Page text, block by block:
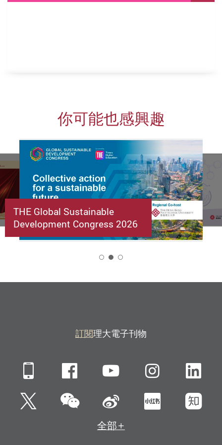
你可能也感興趣
THE Global Sustainable
Development Congress 2026
訂閱理大電子刊物
Mobile FacebookYouTube
Twitter微信 新浪微博小紅書知
全部